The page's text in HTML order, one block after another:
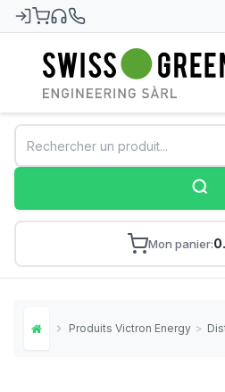
Swiss-Green
Mon panier
Home Produits Victron Energy >